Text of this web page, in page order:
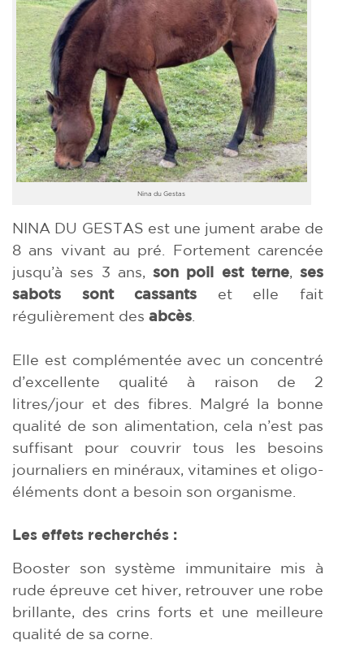
Nina du Gestas
NINA DU GESTAS est une jument arabe de
8 ans vivant au pré. Fortement carencée
jusqu’à ses 3 ans, son poil est terne, ses
sabots sont cassants et elle fait
régulièrement des abcès
Elle est complémentée avec un concentré
d’excellente qualité à raison de 2
litres/jour et des fibres. Malgré la bonne
qualité de son alimentation, cela n’est pas
suffisant pour couvrir tous les besoins
journaliers en minéraux, vitamines et oligo-
éléments dont a besoin son organisme.
Les effets recherchés :
Booster son système immunitaire mis à
rude épreuve cet hiver, retrouver une robe
brillante, des crins forts et une meilleure
qualité de sa corne.